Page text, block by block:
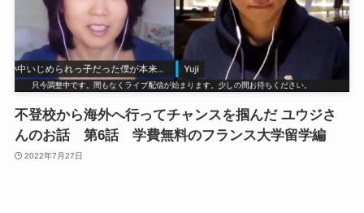
不登校から海外へ行ってチャンスを掴んだ ユウジさ
んのお話 第6話 学費無料のフランス大学留学編
2022年7月27日